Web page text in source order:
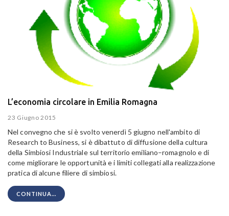
L’economia circolare in Emilia Romagna
23 Giugno 2015
Nel convegno che si è svolto venerdì 5 giugno nell'ambito di
Research to Business, si è dibattuto di diffusione della cultura
della Simbiosi Industriale sul territorio emiliano–romagnolo e di
come migliorare le opportunità e i limiti collegati alla realizzazione
pratica di alcune filiere di simbiosi.
CONTINUA...